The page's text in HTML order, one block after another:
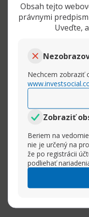
Obsah tejto
právnymi
Uveďte,
Nechcem zobraziť
Zobraziť
Beriem na
nie je určený na
že po registrácii
podliehať
Kto môže
Každý
PAMM
Investorom
dobre sa
podmienkami
obchodné
Nikdy
(percento
(percento
Alebo v
ktorý sa
mínuse viac